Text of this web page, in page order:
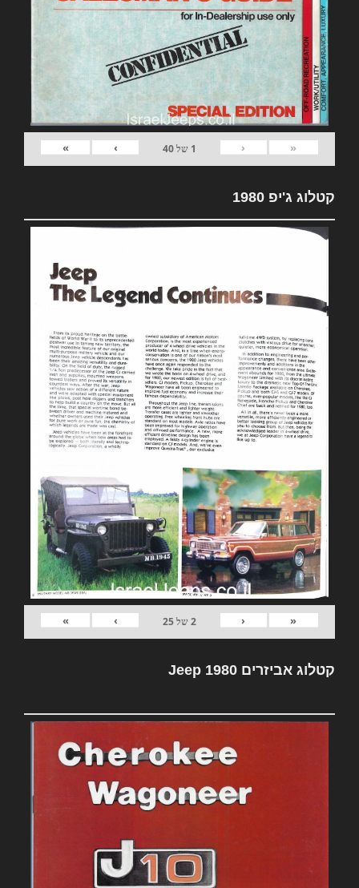
«
‹
1 של40
›
»
קטלוג ג'יפ 1980
«
‹
2של25
›
»
קטלוג אביזרים Jeep 1980